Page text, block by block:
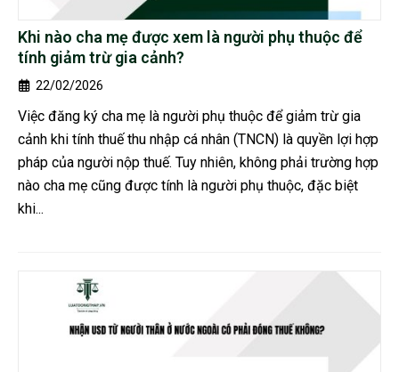
Khi nào cha mẹ được xem là người phụ thuộc để
tính giảm trừ gia cảnh?
22/02/2026
Việc đăng ký cha mẹ là người phụ thuộc để giảm trừ gia
cảnh khi tính thuế thu nhập cá nhân (TNCN) là quyền lợi hợp
pháp của người nộp thuế. Tuy nhiên, không phải trường hợp
nào cha mẹ cũng được tính là người phụ thuộc, đặc biệt
khi...